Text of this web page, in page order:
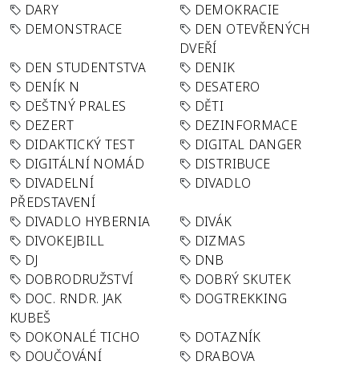
DARY
DEMOKRACIE
DEMONSTRACE
DEN OTEVŘENÝCH
DVEŘÍ
DEN STUDENTSTVA
DENIK
DENÍK N
DESATERO
DEŠTNÝ PRALES
DĚTI
DEZERT
DEZINFORMACE
DIDAKTICKÝ TEST
DIGITAL DANGER
DIGITÁLNÍ NOMÁD
DISTRIBUCE
DIVADELNÍ
PŘEDSTAVENÍ
DIVADLO
DIVADLO HYBERNIA
DIVÁK
DIVOKEJBILL
DIZMAS
DJ
DNB
DOBRODRUŽSTVÍ
DOBRÝ SKUTEK
DOC. RNDR. JAK
KUBEŠ
DOGTREKKING
DOKONALÉ TICHO
DOTAZNÍK
DOUČOVÁNÍ
DRABOVA